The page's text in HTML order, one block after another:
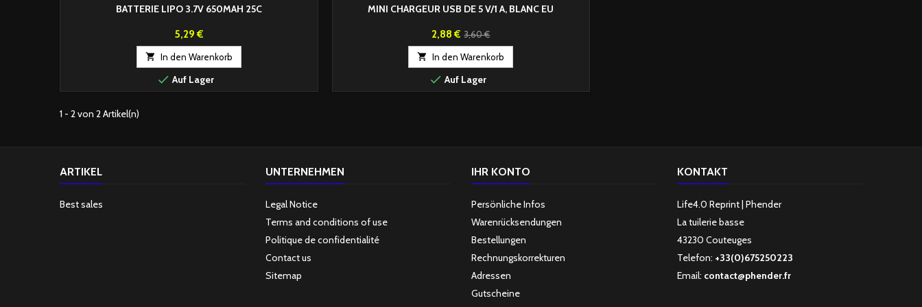
BATTERIE LIPO 3.7V 650MAH 25C
Preis
5,29 €
 In den Warenkorb
 Auf Lager
MINI CHARGEUR USB DE 5 V/1 A, BLANC EU
Preis
2,88 € Verkaufspreis
3,60 €
 In den Warenkorb
 Auf Lager
1 - 2 von 2 Artikel(n)
ARTIKEL
Best sales
UNTERNEHMEN
Legal Notice
Terms and conditions of use
Politique de confidentialité
Contact us
Sitemap
IHR KONTO
Persönliche Infos
Warenrücksendungen
Bestellungen
Rechnungskorrekturen
Adressen
Gutscheine
KONTAKT
Life4.0 Reprint | Phender
La tuilerie basse
43230 Couteuges
Telefon: +33(0)675250223
Email: contact@phender.fr